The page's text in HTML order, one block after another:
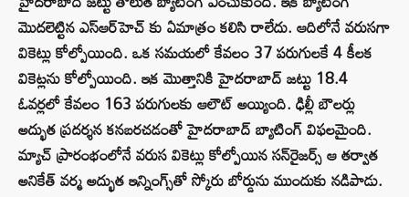
మొదలెట్టిన ఎస్‌ఆర్‌హెచ్ కు ఏమాత్రం కలిసి రాలేదు. ఆదిలోనే వరుసగా
వికెట్లు కోల్పోయింది. ఒక సమయలో కేవలం 37 పరుగులకే 4 కీలక
వికెట్లను కోల్పోయింది. ఇక మొత్తానికి హైదరాబాద్ జట్టు 18.4
ఓవర్లలో కేవలం 163 పరుగులకు ఆలౌట్ అయ్యింది. ఢిల్లీ బౌలర్లు
అద్భుత ప్రదర్శన కనబరచడంతో హైదరాబాద్ బ్యాటింగ్ విఫలమైంది.
మ్యాచ్ ప్రారంభంలోనే వరుస వికెట్లు కోల్పోయిన సన్‌రైజర్స్ ఆ తర్వాత
అనికేత్ వర్మ అద్భుత ఇన్నింగ్స్‌తో స్కోరు బోర్డును ముందుకు నడిపాడు.